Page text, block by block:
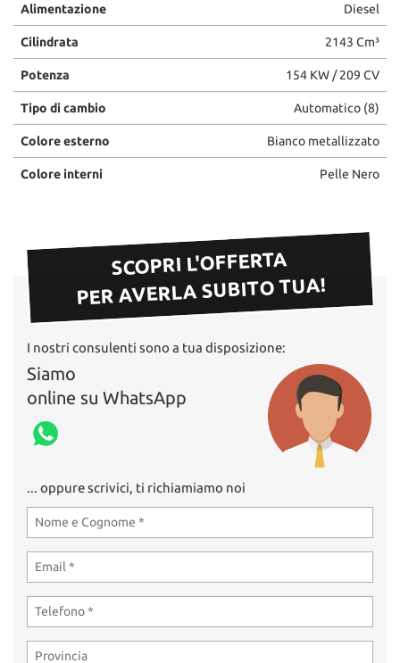
Alimentazione Diesel
Cilindrata 2143 Cm³
Potenza 154 KW / 209 CV
Tipo di cambio Automatico (8)
Colore esterno Bianco metallizzato
Colore interni Pelle Nero
SCOPRI L'OFFERTA
PER AVERLA SUBITO TUA!
I nostri consulenti sono a tua disposizione:
Siamo
online su WhatsApp
... oppure scrivici, ti richiamiamo noi